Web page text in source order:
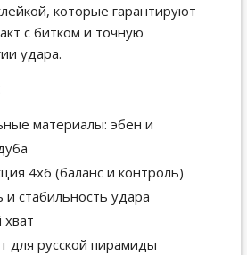
которые гарантируют
с битком и точную
удара.
материалы: эбен и
4х6 (баланс и контроль)
и стабильность удара
для русской пирамиды